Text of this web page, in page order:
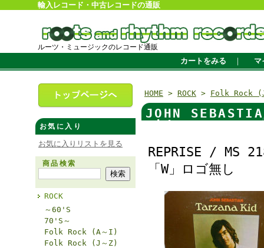
輸入レコード・中古レコードの通販
ルーツ・ミュージックのレコード通販
カートをみる ｜ マ
お気に入り
お気に入りリストを見る
商品検索
ROCK
～60'S
70'S～
Folk Rock (A～I)
Folk Rock (J～Z)
HOME > ROCK > Folk Rock
JOHN
Kid
REPRISE / MS
「W」ロゴ無し